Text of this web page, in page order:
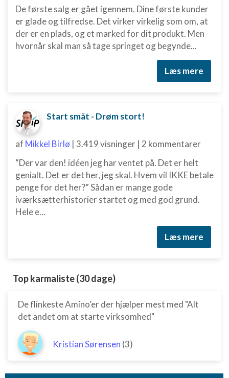
De første salg er gået igennem. Dine første kunder
er glade og tilfredse. Det virker virkelig som om, at
der er en plads, og et marked for dit produkt. Men
hvornår skal man så tage springet og begynde...
Læs mere
Start småt - Drøm stort!
af Mikkel Birlø | 3.419 visninger | 2 kommentarer
“Der var den! idéen jeg har ventet på. Det er helt
genialt. Det er det her, jeg skal. Hvem vil IKKE betale
penge for det her?” Sådan er mange gode
iværksætterhistorier startet og med god grund.
Hele e...
Læs mere
Top karmaliste (30 dage)
De flinkeste Amino’er der hjælper mest med "Alt
det andet om at starte virksomhed"
Kristian Sørensen (3)